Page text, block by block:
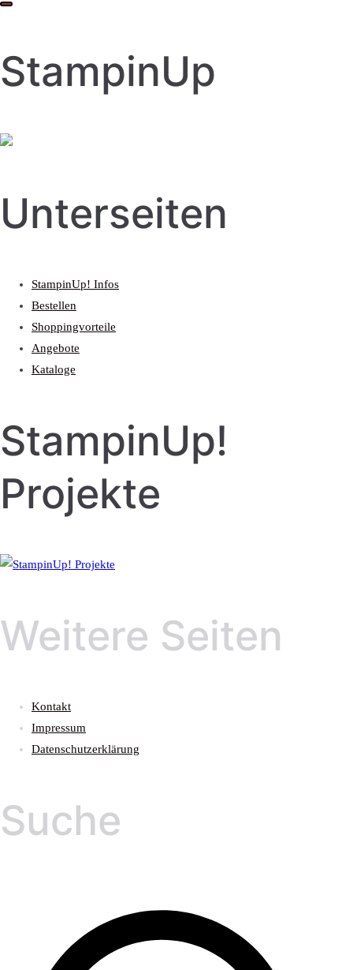
StampinUp
Unterseiten
StampinUp! Infos
Bestellen
Shoppingvorteile
Angebote
Kataloge
StampinUp!
Projekte
Weitere Seiten
Kontakt
Impressum
Datenschutzerklärung
Suche